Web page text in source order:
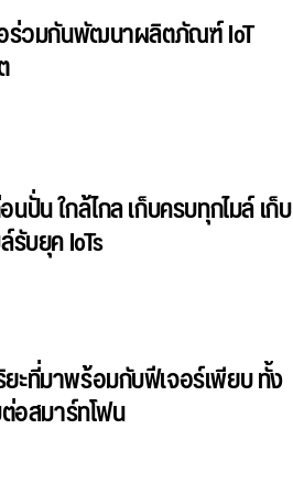
อร่วมกันพัฒนาผลิตภัณฑ์ IoT
ปั่น ใกล้ไกล เก็บครบทุกไมล์ เก็บ
บยุค IoTs
ะที่มาพร้อมกับฟีเจอร์เพียบ ทั้ง
อสมาร์ทโฟน